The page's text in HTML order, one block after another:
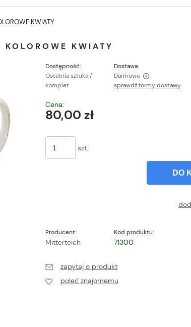
KWIATY
KWIATY
Dostępność:
Ostatnia sztuka /
komplet
Dostawa:
Darmowa
sprawdź formy dostawy
Cena:
80,00 zł
szt.
DO
Producent:
Mitterteich
Kod produktu:
71300
zapytaj o produkt
poleć znajomemu